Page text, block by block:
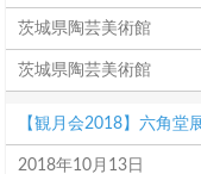
茨城県陶芸美術館
茨城県陶芸美術館
【観月会2018】六角堂
2018年10月13日